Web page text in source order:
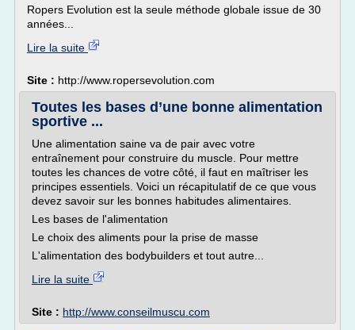
Ropers Evolution est la seule méthode globale issue de 30
années...
Lire la suite
Site : http://www.ropersevolution.com
Toutes les bases d’une bonne alimentation
sportive ...
Une alimentation saine va de pair avec votre
entraînement pour construire du muscle. Pour mettre
toutes les chances de votre côté, il faut en maîtriser les
principes essentiels. Voici un récapitulatif de ce que vous
devez savoir sur les bonnes habitudes alimentaires.
Les bases de l'alimentation
Le choix des aliments pour la prise de masse
L'alimentation des bodybuilders et tout autre...
Lire la suite
Site : http://www.conseilmuscu.com